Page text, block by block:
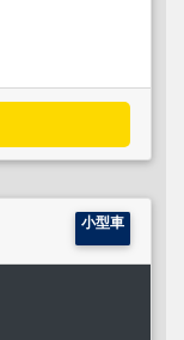
小型車